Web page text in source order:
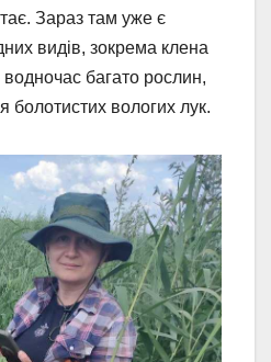
Зараз там уже є
видів, зокрема клена
багато рослин,
болотистих вологих лук.